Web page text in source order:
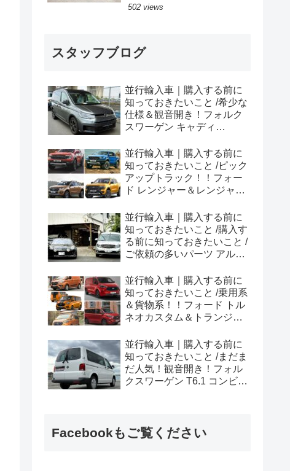
要・スペック・価格の情
502 views
スタッフブログ
並行輸入車｜購入する前に
知っておきたいこと /希少な
仕様＆観音開き！フォルク
スワーゲン キャディ
並行輸入車｜購入する前に
知っておきたいこと /ピック
アップトラック！！フォー
ド レンジャー＆レンジャー
め！
並行輸入車｜購入する前に
知っておきたいこと /購入す
る前に知っておきたいこと /
ご依頼の多いパーツ アルピ
やカスタム・チューニング
パーツも何とかなる！②
並行輸入車｜購入する前に
知っておきたいこと /乗用系
＆貨物系！！フォード トル
ネオカスタム＆トランジッ
め！
並行輸入車｜購入する前に
知っておきたいこと /まだま
だ人気！観音開き！フォル
クスワーゲン T6.1 コンビ横
Facebookもご覧ください